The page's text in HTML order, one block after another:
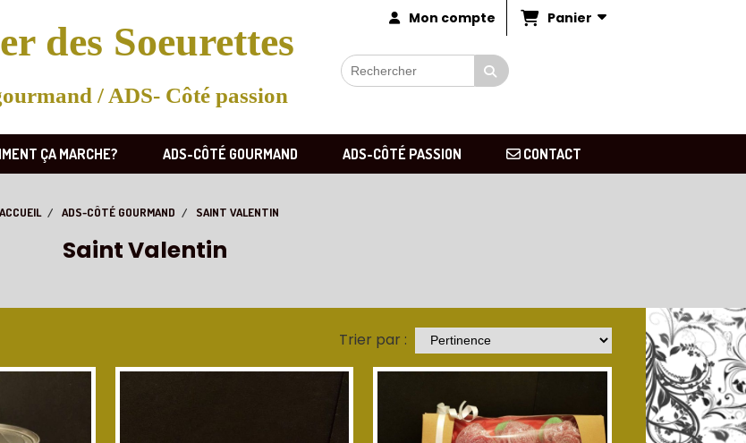
des Soeurettes
/ ADS- Côté passion
Mon compte Panier
ÇA MARCHE? ADS-CÔTÉ GOURMAND ADS-CÔTÉ PASSION CONTACT
ACCUEIL ADS-CÔTÉ GOURMAND SAINT VALENTIN
Saint Valentin
Trier par :